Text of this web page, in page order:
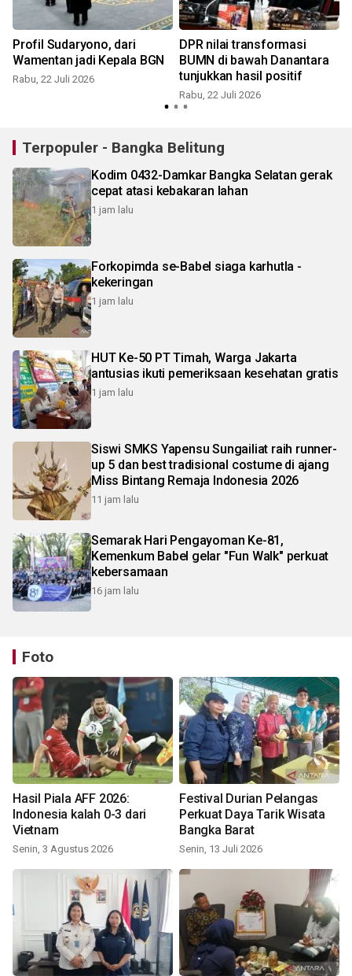
Profil Sudaryono, dari
Wamentan jadi Kepala BGN
Rabu, 22 Juli 2026
DPR nilai transformasi
BUMN di bawah Danantara
tunjukkan hasil positif
Rabu, 22 Juli 2026
Terpopuler - Bangka Belitung
Kodim 0432-Damkar Bangka Selatan gerak
cepat atasi kebakaran lahan
1 jam lalu
Forkopimda se-Babel siaga karhutla -
kekeringan
1 jam lalu
HUT Ke-50 PT Timah, Warga Jakarta
antusias ikuti pemeriksaan kesehatan gratis
1 jam lalu
Siswi SMKS Yapensu Sungailiat raih runner-
up 5 dan best tradisional costume di ajang
Miss Bintang Remaja Indonesia 2026
11 jam lalu
Semarak Hari Pengayoman Ke-81,
Kemenkum Babel gelar "Fun Walk" perkuat
kebersamaan
16 jam lalu
Foto
Hasil Piala AFF 2026:
Indonesia kalah 0-3 dari
Vietnam
Senin, 3 Agustus 2026
Festival Durian Pelangas
Perkuat Daya Tarik Wisata
Bangka Barat
Senin, 13 Juli 2026